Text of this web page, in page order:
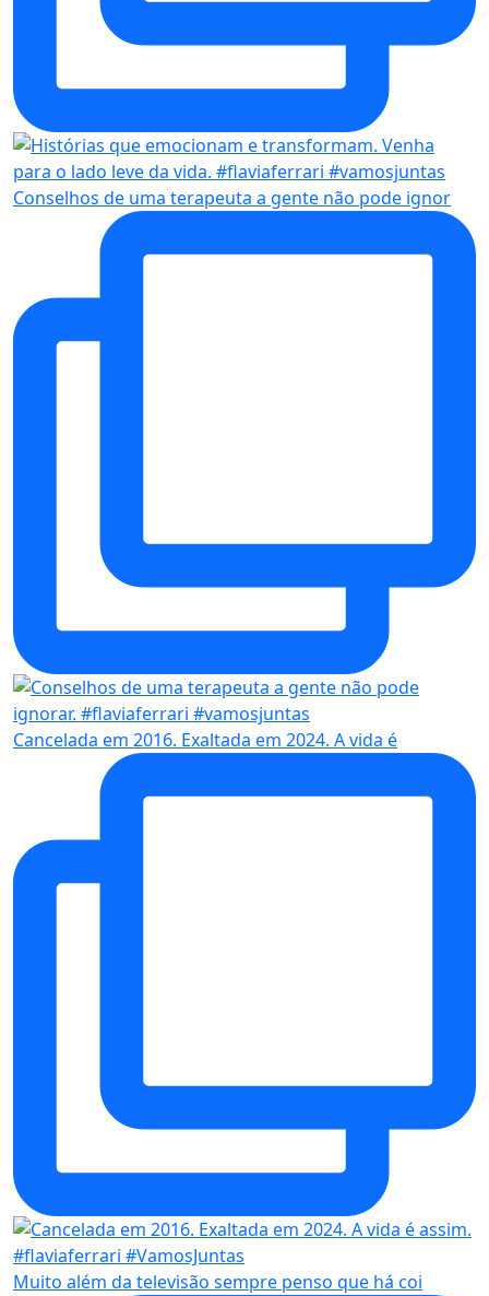
Conselhos de uma terapeuta a gente não pode ignor
Cancelada em 2016. Exaltada em 2024. A vida é
Muito além da televisão sempre penso que há coi